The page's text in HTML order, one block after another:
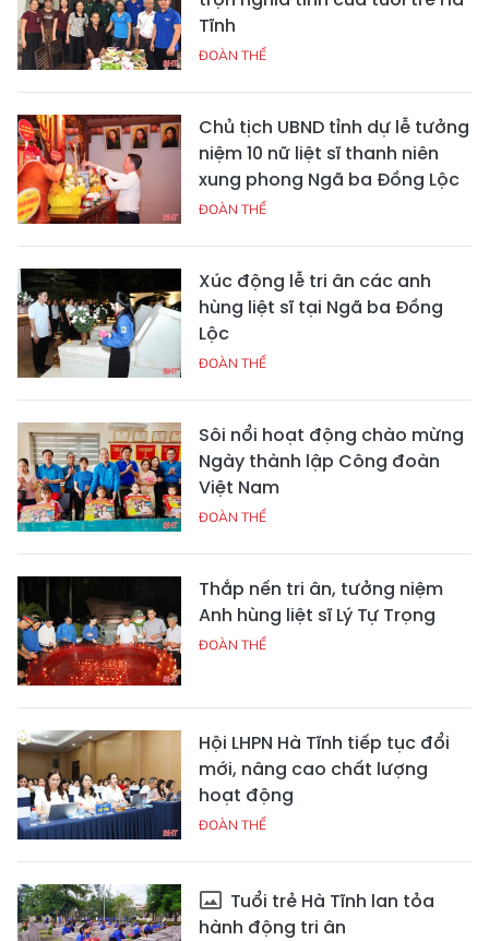
Tĩnh
ĐOÀN THỂ
Chủ tịch UBND tỉnh dự lễ tưởng
niệm 10 nữ liệt sĩ thanh niên
xung phong Ngã ba Đồng Lộc
ĐOÀN THỂ
Xúc động lễ tri ân các anh
hùng liệt sĩ tại Ngã ba Đồng
Lộc
ĐOÀN THỂ
Sôi nổi hoạt động chào mừng
Ngày thành lập Công đoàn
Việt Nam
ĐOÀN THỂ
Thắp nến tri ân, tưởng niệm
Anh hùng liệt sĩ Lý Tự Trọng
ĐOÀN THỂ
Hội LHPN Hà Tĩnh tiếp tục đổi
mới, nâng cao chất lượng
hoạt động
ĐOÀN THỂ
Tuổi trẻ Hà Tĩnh lan tỏa
hành động tri ân